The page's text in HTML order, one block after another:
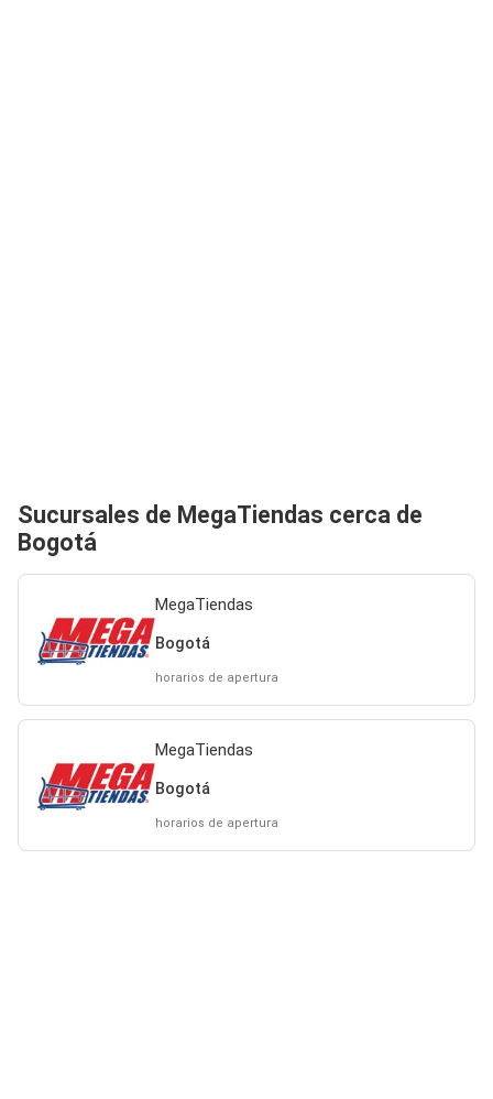
Sucursales de MegaTiendas cerca de
Bogotá
MegaTiendas
Bogotá
horarios de apertura
MegaTiendas
Bogotá
horarios de apertura